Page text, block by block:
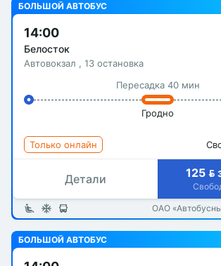
БОЛЬШОЙ АВТОБУС
14:00
Белосток
Автовокзал , 13 остановка
Пересадка 40 мин
Гродно
Только онлайн
Детали 125 
ОАО
БОЛЬШОЙ АВТОБУС